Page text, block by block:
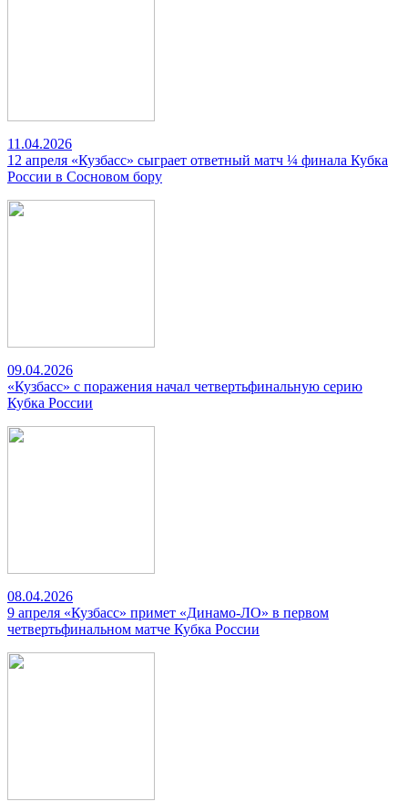
11.04.2026
12 апреля «Кузбасс» сыграет ответный матч ¼ финала Кубка
России в Сосновом бору
09.04.2026
«Кузбасс» с поражения начал четвертьфинальную серию
Кубка России
08.04.2026
9 апреля «Кузбасс» примет «Динамо-ЛО» в первом
четвертьфинальном матче Кубка России